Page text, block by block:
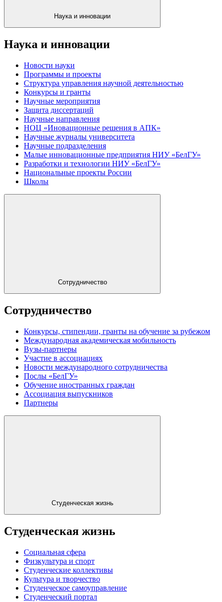
Наука и инновации
Наука и инновации
Новости науки
Программы и проекты
Структура управления научной деятельностью
Конкурсы и гранты
Научные мероприятия
Защита диссертаций
Научные направления
НОЦ «Иновационные решения в АПК»
Научные журналы университета
Научные подразделения
Малые инновационные предприятия НИУ «БелГУ»
Разработки и технологии НИУ «БелГУ»
Национальные проекты России
Школы
Сотрудничество
Сотрудничество
Конкурсы, стипендии, гранты на обучение за рубежом
Международная академическая мобильность
Вузы-партнеры
Участие в ассоциациях
Новости международного сотрудничества
Послы «БелГУ»
Обучение иностранных граждан
Ассоциация выпускников
Партнеры
Студенческая жизнь
Студенческая жизнь
Социальная сфера
Физкультура и спорт
Студенческие коллективы
Культура и творчество
Студенческое самоуправление
Студенческий портал